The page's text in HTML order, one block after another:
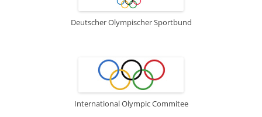
Deutscher Olympischer Sportbund
International Olympic Commitee